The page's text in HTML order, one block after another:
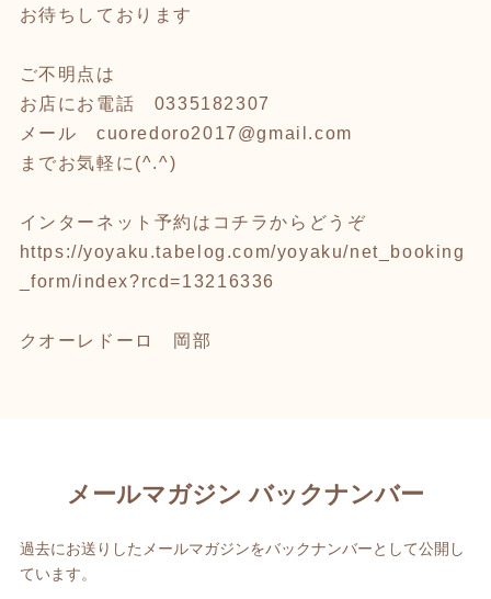
お待ちしております
ご不明点は
お店にお電話 0335182307
メール cuoredoro2017@gmail.com
までお気軽に(^.^)
インターネット予約はコチラからどうぞ
https://yoyaku.tabelog.com/yoyaku/net_booking
_form/index?rcd=13216336
クオーレドーロ 岡部
メールマガジン バックナンバー
過去にお送りしたメールマガジンをバックナンバーとして公開し
ています。